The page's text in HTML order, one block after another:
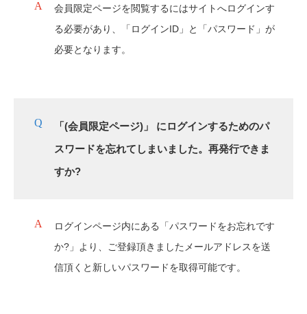
会員限定ページを閲覧するにはサイトへログインす
る必要があり、「ログインID」と「パスワード」が
必要となります。
「(会員限定ページ)」 にログインするためのパ
スワードを忘れてしまいました。再発行できま
すか?
ログインページ内にある「パスワードをお忘れです
か?」より、ご登録頂きましたメールアドレスを送
信頂くと新しいパスワードを取得可能です。